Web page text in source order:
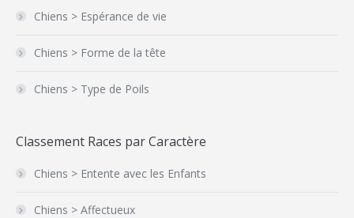
Chiens > Espérance de vie
Chiens > Forme de la tête
Chiens > Type de Poils
Classement Races par Caractère
Chiens > Entente avec les Enfants
Chiens > Affectueux